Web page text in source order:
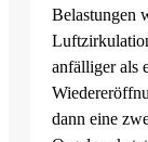
Belastungen
anfälliger als
dann eine